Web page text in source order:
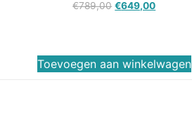
€789,00 €649,00
Toevoegen aan winkelwagen